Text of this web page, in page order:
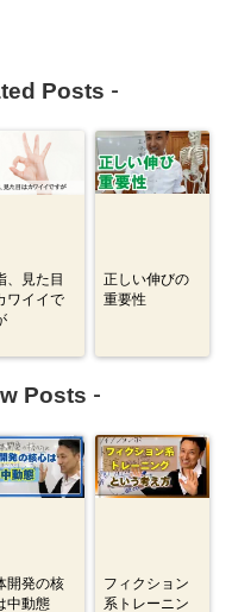
Posts -
、見た目
ワイイで
正しい伸びの
重要性
Posts -
開発の核
中動態
フィクション
系トレーニン